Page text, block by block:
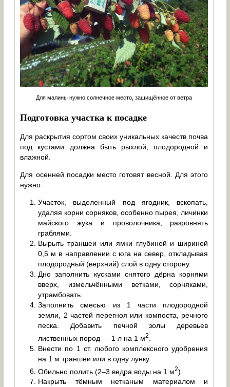
Для малины нужно солнечное место, защищённое от ветра
Подготовка участка к посадке
Для раскрытия сортом своих уникальных качеств почва
под кустами должна быть рыхлой, плодородной и
влажной.
Для осенней посадки место готовят весной. Для этого
нужно:
Участок, выделенный под ягодник, вскопать,
удаляя корни сорняков, особенно пырея, личинки
майского жука и проволочника, разровнять
граблями.
Вырыть траншеи или ямки глубиной и шириной
0,5 м в направлении с юга на север, откладывая
плодородный (верхний) слой в одну сторону.
Дно заполнить кусками снятого дёрна корнями
вверх, измельчёнными ветками, сорняками,
утрамбовать.
Заполнить смесью из 1 части плодородной
земли, 2 частей перегноя или компоста, речного
песка. Добавить печной золы деревьев
лиственных пород — 1 л на 1 м2
Внести по 1 ст. любого комплексного удобрения
на 1 м траншеи или в одну лунку.
Обильно полить (2–3 ведра воды на 1 м2).
Накрыть тёмным нетканым материалом и